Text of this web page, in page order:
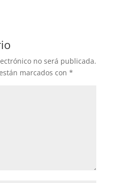
no será publicada.
marcados con *